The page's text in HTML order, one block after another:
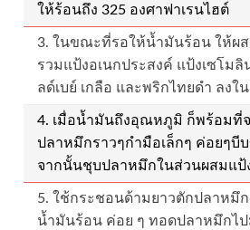
ให้ร้อนถึง 325 องศาฟาเรนไฮต์
3. ในขณะที่รอให้น้ำมันร้อน ให้ผ
รวมแป้งอเนกประสงค์ แป้งเซโม
ลด์เบย์ เกลือ และพริกไทยดำ ลงใ
4. เมื่อน้ำมันถึงอุณหภูมิ ก็พร้อมที่
ปลาหมึกราวๆกำมือเล็กๆ ค่อยๆบี
จากนั้นชุบปลาหมึกในส่วนผสมแป้
5. ใช้กระชอนด้ามยาวตักปลาหมึ
น้ำมันร้อน ค่อย ๆ ทอดปลาหมึกไป